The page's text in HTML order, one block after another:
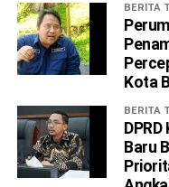
Menurut Erna,
kesehatan kini hadir
sebelumnya warga
petugas kesehatan
masyarakat.
Sementara itu, Mobile
aktif mendatangi
BERITA
Kota
BERITA
Baru